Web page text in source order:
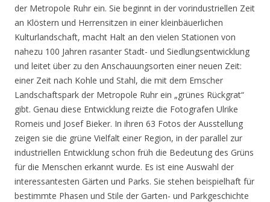
der Metropole Ruhr ein. Sie beginnt in der vorindustriellen Zeit
an Klöstern und Herrensitzen in einer kleinbäuerlichen
Kulturlandschaft, macht Halt an den vielen Stationen von
nahezu 100 Jahren rasanter Stadt- und Siedlungsentwicklung
und leitet über zu den Anschauungsorten einer neuen Zeit:
einer Zeit nach Kohle und Stahl, die mit dem Emscher
Landschaftspark der Metropole Ruhr ein „grünes Rückgrat“
gibt. Genau diese Entwicklung reizte die Fotografen Ulrike
Romeis und Josef Bieker. In ihren 63 Fotos der Ausstellung
zeigen sie die grüne Vielfalt einer Region, in der parallel zur
industriellen Entwicklung schon früh die Bedeutung des Grüns
für die Menschen erkannt wurde. Es ist eine Auswahl der
interessantesten Gärten und Parks. Sie stehen beispielhaft für
bestimmte Phasen und Stile der Garten- und Parkgeschichte